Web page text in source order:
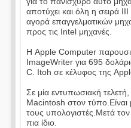
αποτύχει και όλη η σειρά
αγορά επαγγελματικών
προς τις Intel μηχανές.
Η Apple Computer
ImageWriter για 695
C. Itoh σε κέλυφος της
Σε μία εντυπωσιακή
Macintosh στον τύπο.Είναι
τους υπολογιστές.Μετά τον
πια ίδιο.